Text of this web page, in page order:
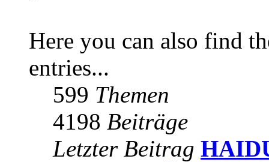
Here you can also find
entries...
599 Themen
4198 Beiträge
Letzter Beitrag